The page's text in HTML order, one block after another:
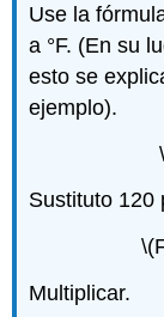
Use la
a °F. (En su
esto se
ejemplo).
Sustituto 120
Multiplicar.